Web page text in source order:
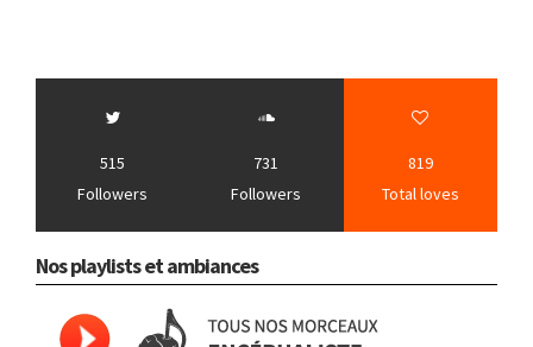
515
Followers
731
Followers
819
Total loves
Nos playlists et ambiances